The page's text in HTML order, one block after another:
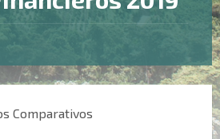
Comparativos